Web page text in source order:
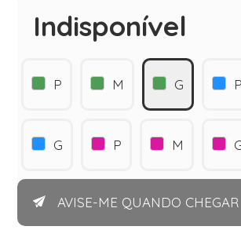
Indisponível
P M G P
G P M
AVISE-ME QUANDO CHEGAR